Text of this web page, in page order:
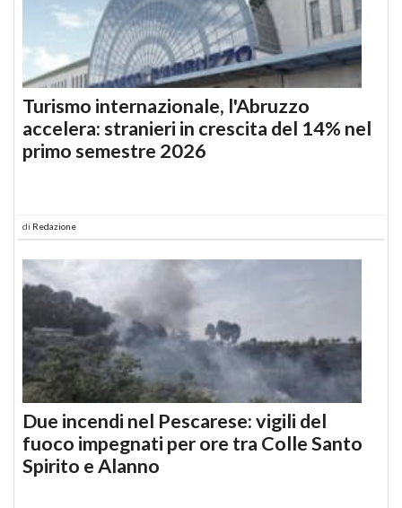
Turismo internazionale, l'Abruzzo
accelera: stranieri in crescita del 14% nel
primo semestre 2026
di Redazione
Due incendi nel Pescarese: vigili del
fuoco impegnati per ore tra Colle Santo
Spirito e Alanno